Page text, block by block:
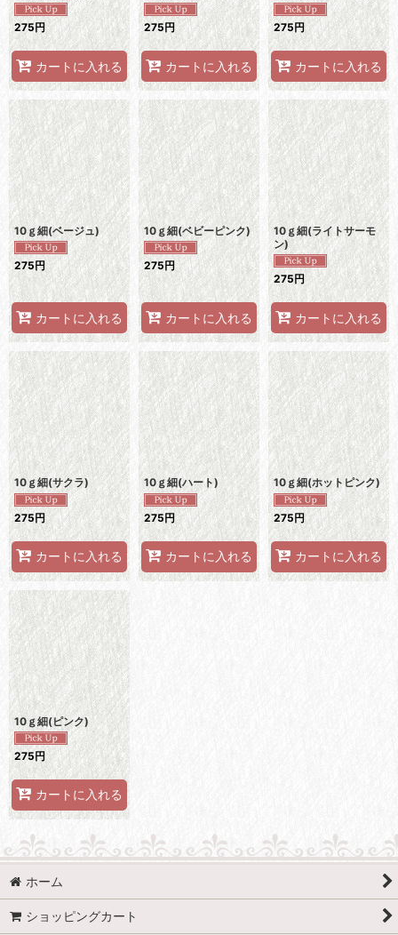
275円
カートに入れる
275円
カートに入れる
275円
カートに入れる
10ｇ細(ベージュ)
275円
カートに入れる
10ｇ細(ベビーピンク)
275円
カートに入れる
10ｇ細(ライトサーモ
ン)
275円
カートに入れる
10ｇ細(サクラ)
275円
カートに入れる
10ｇ細(ハート)
275円
カートに入れる
10ｇ細(ホットピンク)
275円
カートに入れる
10ｇ細(ピンク)
275円
カートに入れる
ホーム
ショッピングカート